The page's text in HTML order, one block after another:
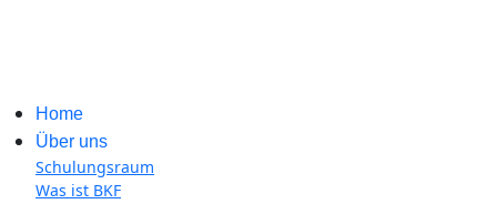
Home
Über uns
Schulungsraum
Was ist BKF